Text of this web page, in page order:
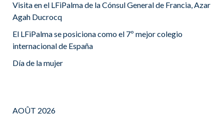
Visita en el LFiPalma de la Cónsul General de Francia, Azar
Agah Ducrocq
El LFiPalma se posiciona como el 7º mejor colegio
internacional de España
Día de la mujer
AOÛT 2026